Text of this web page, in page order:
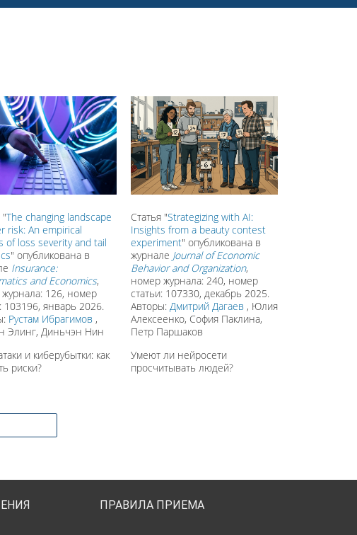
"The changing landscape
risk: An empirical
of loss severity and tail
" опубликована в
Insurance:
and Economics,
126, номер
103196, январь 2026.
Рустам Ибрагимов ,
Элинг, Диньчэн Нин
и киберубытки: как
риски?
Статья "Strategizing with AI:
Insights from a beauty contest
experiment" опубликована в
журнале Journal of Economic
Behavior and Organization,
номер журнала: 240, номер
статьи: 107330, декабрь 2025.
Авторы: Дмитрий Дагаев , Юлия
Алексеенко, София Паклина,
Петр Паршаков
Умеют ли нейросети
просчитывать людей?
ПРАВИЛА ПРИЕМА